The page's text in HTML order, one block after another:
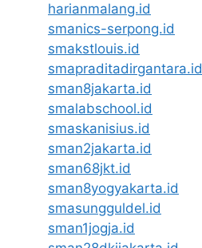
harianmalang.id
smanics-serpong.id
smakstlouis.id
smapraditadirgantara.id
sman8jakarta.id
smalabschool.id
smaskanisius.id
sman2jakarta.id
sman68jkt.id
sman8yogyakarta.id
smasungguldel.id
sman1jogja.id